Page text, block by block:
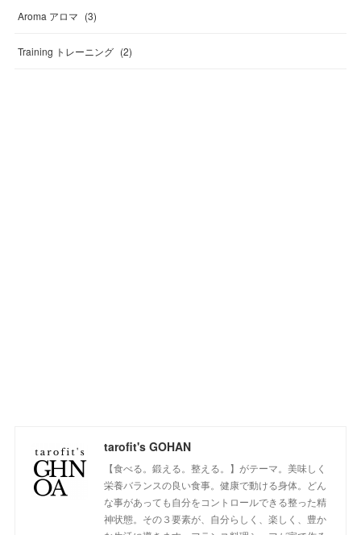
Aroma アロマ (3)
Training トレーニング (2)
tarofit's GOHAN
【食べる。鍛える。整える。】がテーマ。美味しく
栄養バランスの良い食事。健康で動ける身体。どん
な事があっても自分をコントロールできる整った精
神状態。その３要素が、自分らしく、楽しく、豊か